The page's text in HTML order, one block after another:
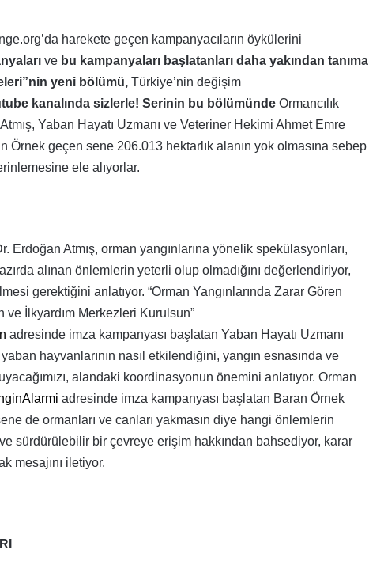
harekete geçen kampanyacıların öykülerini
ve bu kampanyaları başlatanları daha yakından tanıma
yeni bölümü, Türkiye’nin değişim
kanalında sizlerle! Serinin bu bölümünde Ormancılık
Yaban Hayatı Uzmanı ve Veteriner Hekimi Ahmet Emre
Örnek geçen sene 206.013 hektarlık alanın yok olmasına sebep
ele alıyorlar.
Erdoğan Atmış, orman yangınlarına yönelik spekülasyonları,
alınan önlemlerin yeterli olup olmadığını değerlendiriyor,
gerektiğini anlatıyor. “Orman Yangınlarında Zarar Gören
ve İlkyardım Merkezleri Kurulsun”
adresinde imza kampanyası başlatan Yaban Hayatı Uzmanı
hayvanlarının nasıl etkilendiğini, yangın esnasında ve
alandaki koordinasyonun önemini anlatıyor. Orman
adresinde imza kampanyası başlatan Baran Örnek
de ormanları ve canları yakmasın diye hangi önlemlerin
ve sürdürülebilir bir çevreye erişim hakkından bahsediyor, karar
mesajını iletiyor.